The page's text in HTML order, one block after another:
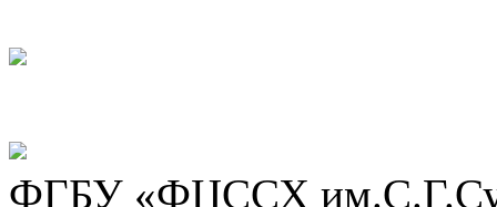
ФГБУ «ФЦССХ